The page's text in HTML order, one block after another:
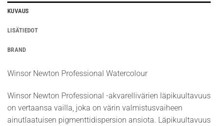
KUVAUS
LISÄTIEDOT
BRAND
Winsor Newton Professional Watercolour
Winsor Newton Professional -akvarellivärien läpikuultavuus
on vertaansa vailla, joka on värin valmistusvaiheen
ainutlaatuisen pigmenttidispersion ansiota. Läpikuultavuus